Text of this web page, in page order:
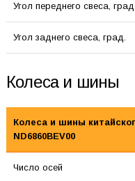
Угол переднего свеса, град.
Угол заднего свеса, град.
Колеса и шины
Колеса и шины
ND6860BEV00
Число осей